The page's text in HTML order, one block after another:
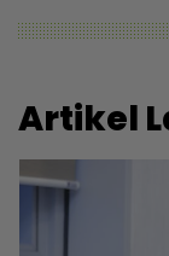
Artikel